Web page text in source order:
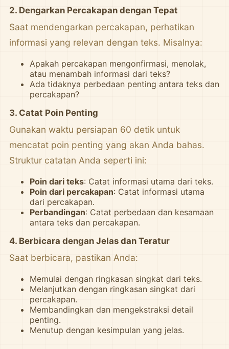
2. Dengarkan Percakapan dengan Tepat
Saat mendengarkan percakapan, perhatikan
informasi yang relevan dengan teks. Misalnya:
Apakah percakapan mengonfirmasi, menolak,
atau menambah informasi dari teks?
Ada tidaknya perbedaan penting antara teks dan
percakapan?
3. Catat Poin Penting
Gunakan waktu persiapan 60 detik untuk
mencatat poin penting yang akan Anda bahas.
Struktur catatan Anda seperti ini:
Poin dari teks: Catat informasi utama dari teks.
Poin dari percakapan: Catat informasi utama
dari percakapan.
Perbandingan: Catat perbedaan dan kesamaan
antara teks dan percakapan.
4. Berbicara dengan Jelas dan Teratur
Saat berbicara, pastikan Anda:
Memulai dengan ringkasan singkat dari teks.
Melanjutkan dengan ringkasan singkat dari
percakapan.
Membandingkan dan mengekstraksi detail
penting.
Menutup dengan kesimpulan yang jelas.